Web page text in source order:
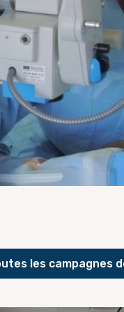
les campagnes